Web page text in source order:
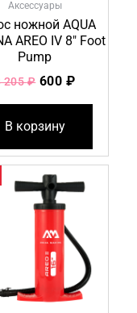
Аксессуары
ножной AQUA
AREO IV 8″ Foot
Pump
205₽ 600 ₽
В корзину
цена
составляла
242 ₽.
цена: